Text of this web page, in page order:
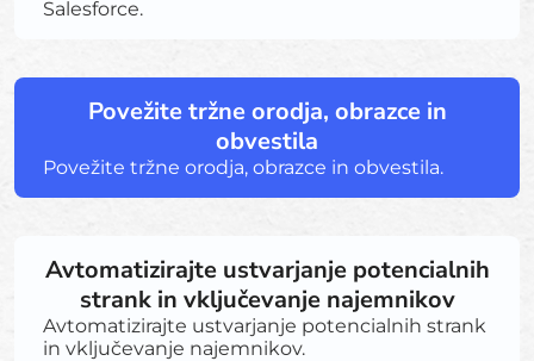
Salesforce.
Povežite tržne orodja, obrazce in
obvestila
Povežite tržne orodja, obrazce in obvestila.
Avtomatizirajte ustvarjanje potencialnih
strank in vključevanje najemnikov
Avtomatizirajte ustvarjanje potencialnih strank
in vključevanje najemnikov.